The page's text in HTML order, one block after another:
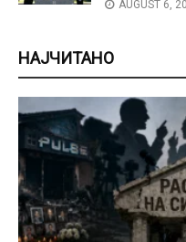
AUGUST 6,
НАЈЧИТАНО